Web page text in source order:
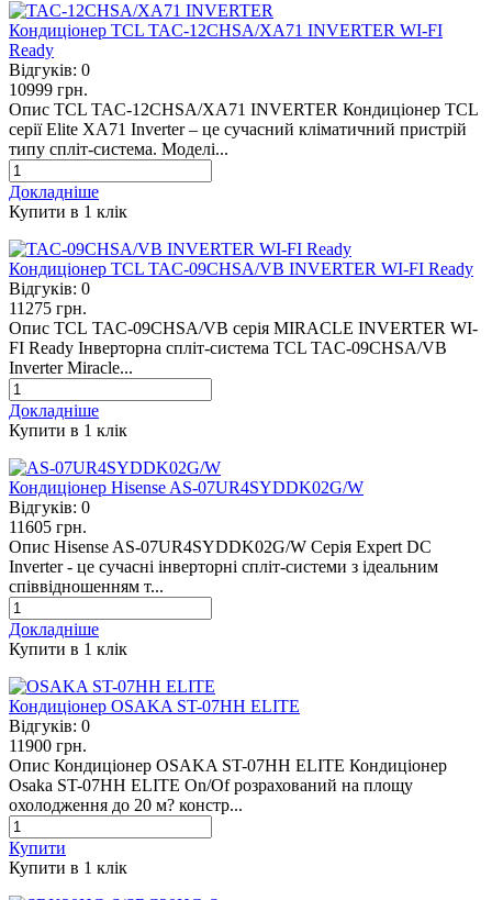
Кондиціонер TCL TAC-12CHSA/XA71 INVERTER WI-FI
Ready
Відгуків: 0
10999 грн.
Опис TCL TAC-12CHSA/XA71 INVERTER Кондиціонер TCL
серії Elite XA71 Inverter – це сучасний кліматичний пристрій
типу спліт-система. Моделі...
Докладніше
Купити в 1 клiк
Кондиціонер TCL TAC-09CHSA/VB INVERTER WI-FI Ready
Відгуків: 0
11275 грн.
Опис TCL TAC-09CHSA/VB серія MIRACLE INVERTER WI-
FI Ready Інверторна спліт-система TCL TAC-09CHSA/VB
Inverter Miracle...
Докладніше
Купити в 1 клiк
Кондиціонер Hisense AS-07UR4SYDDK02G/W
Відгуків: 0
11605 грн.
Опис Hisense AS-07UR4SYDDK02G/W Серія Expert DC
Inverter - це сучасні інверторні спліт-системи з ідеальним
співвідношенням т...
Докладніше
Купити в 1 клiк
Кондиціонер OSAKA ST-07HH ELITE
Відгуків: 0
11900 грн.
Опис Кондиціонер OSAKA ST-07HH ELITE Кондиціонер
Osaka ST-07HH ELITE On/Of розрахований на площу
охолодження до 20 м? констр...
Купити
Купити в 1 клiк